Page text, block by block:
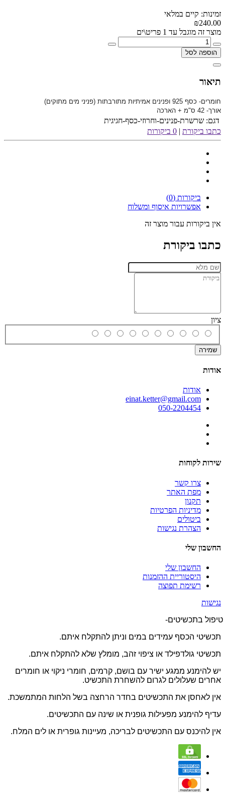
זמינות: קיים במלאי
₪240.00
מוצר זה מוגבל עד 1 פריט\ים
הוספה לסל
תיאור
חומרים- כסף 925 ופנינים אמיתיות מתורבתות
(פניני מים מתוקים)
אורך- 42 ס"מ + הארכה
דגם: שרשרת-פנינים-וחרוזי-כסף-חגיגית
כתבו ביקורת | 0 ביקורות
ביקורות (0)
אפשרויות איסוף ומשלוח
אין ביקורות עבור מוצר זה
כתבו ביקורת
ציון
שמירה
אודות
אודות
einat.ketter@gmail.com
050-2204454
שירות לקוחות
צרו קשר
מפת האתר
תקנון
מדיניות הפרטיות
ביטולים
הצהרת נגישות
החשבון שלי
החשבון שלי
היסטוריית ההזמנות
רשימת תפוצה
נגישות
טיפול בתכשיטים-
תכשיטי הכסף עמידים במים וניתן להתקלח איתם.
תכשיטי גולדפילד או ציפוי זהב, מומלץ שלא להתקלח איתם.
יש להימנע ממגע ישיר עם בושם, קרמים, חומרי ניקוי או חומרים
אחרים שעלולים לגרום להשחרת התכשיט.
אין לאחסן את התכשיטים בחדר הרחצה בשל הלחות המתמשכת.
עדיף להימנע מפעילות גופנית או שינה עם התכשיטים.
אין להיכנס עם התכשיטים לבריכה, מעיינות גופרית או לים המלח.